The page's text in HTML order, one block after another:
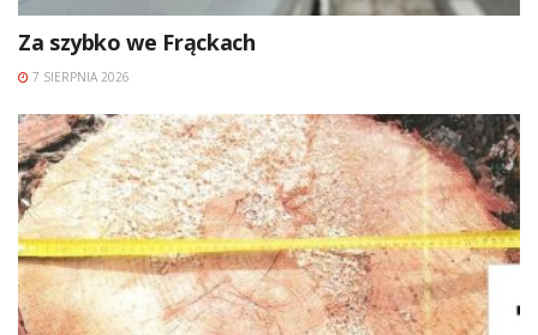
Za szybko we Frąckach
7 SIERPNIA 2026